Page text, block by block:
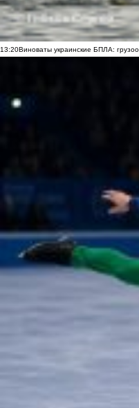
13:20Виноваты украинские БПЛА: